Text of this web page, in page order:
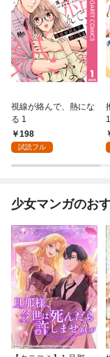
視線が絡んで、熱にな
る 1
198
試読フル
1
少女マンガのお